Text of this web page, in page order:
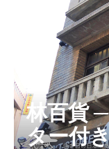
林百貨
ター付